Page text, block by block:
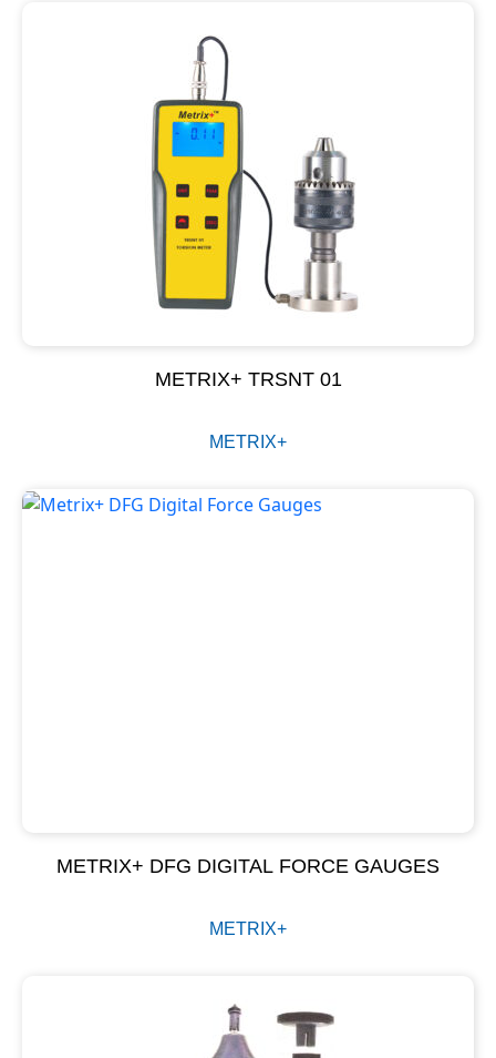
METRIX+ TRSNT 01
METRIX+
METRIX+ DFG DIGITAL FORCE GAUGES
METRIX+